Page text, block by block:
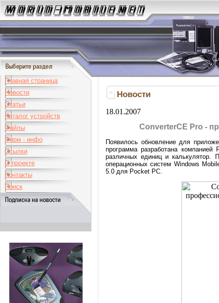
Главная страница
Новости
Статьи
Каталог устройств
Файлы
Фирм - инфо
Ссылки
О проекте
Контакты
Поиск
Новости
18.01.2007
ConverterCE Pro -
Появилось обновление для
программа разработана
различных единиц и калькулятор.
операционных систем Windows
5.0 для Pocket PC.